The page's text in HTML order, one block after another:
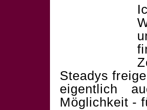
Steadys
eigentlich
Möglichkeit -